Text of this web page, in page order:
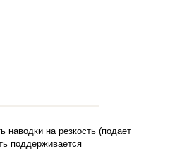
на резкость (подает
поддерживается